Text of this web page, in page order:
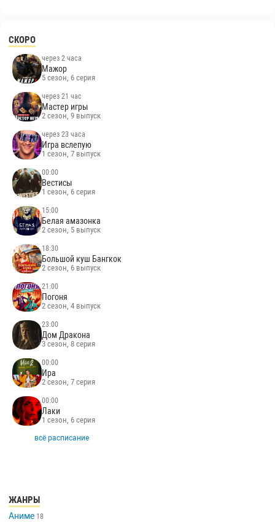
СКОРО
через 2 часа
Мажор
5 сезон, 6 серия
через 21 час
Мастер игры
2 сезон, 9 выпуск
через 23 часа
Игра вслепую
1 сезон, 7 выпуск
00:00
Вестисы
1 сезон, 6 серия
15:00
Белая амазонка
2 сезон, 5 выпуск
18:30
Большой куш Бангкок
2 сезон, 6 выпуск
21:00
Погоня
2 сезон, 4 выпуск
23:00
Дом Дракона
3 сезон, 8 серия
00:00
Ира
2 сезон, 7 серия
00:00
Лаки
1 сезон, 6 серия
всё расписание
ЖАНРЫ
Аниме 18